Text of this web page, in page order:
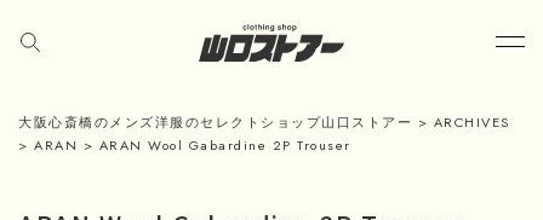
大阪心斎橋のメンズ洋服のセレクトショップ山口ストアー > ARCHIVES
> ARAN > ARAN Wool Gabardine 2P Trouser